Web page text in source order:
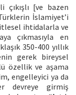
çıkışlı [ve bazen
İslamiyet’i
ihtidalarla ve
çıkmasıyla en
350-400 yıllık
gerek bireysel
özellik ve aşama
engelleyici ya da
devreye girmiş